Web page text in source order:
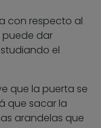
con respecto al
puede dar
el
que la puerta se
que sacar la
arandelas que